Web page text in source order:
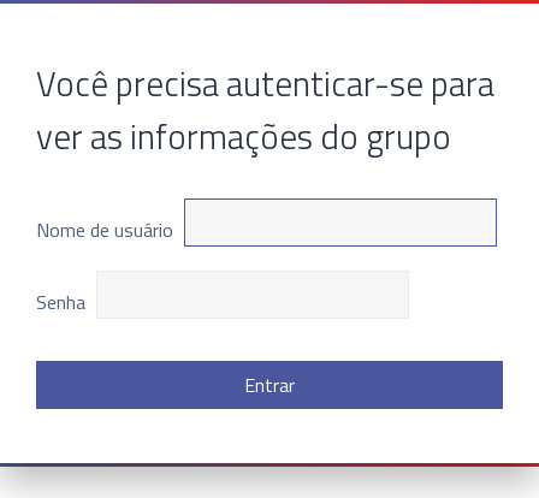
Você precisa autenticar-se para
ver as informações do grupo
Nome de usuário
Senha